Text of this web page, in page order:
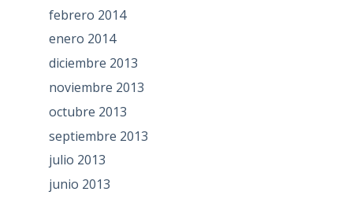
febrero 2014
enero 2014
diciembre 2013
noviembre 2013
octubre 2013
septiembre 2013
julio 2013
junio 2013